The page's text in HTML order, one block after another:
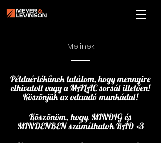
Melinek
Példaértékűnek találom, hogy mennyire
elhivatott vagy a MALAC sorsát illetően!
Köszönjük az odaadó munkádat!
Köszönöm, hogy MINDIG és
MINDENBEN számíthatok RÁD <3